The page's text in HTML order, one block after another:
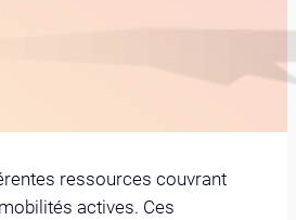
ressources couvrant
actives. Ces